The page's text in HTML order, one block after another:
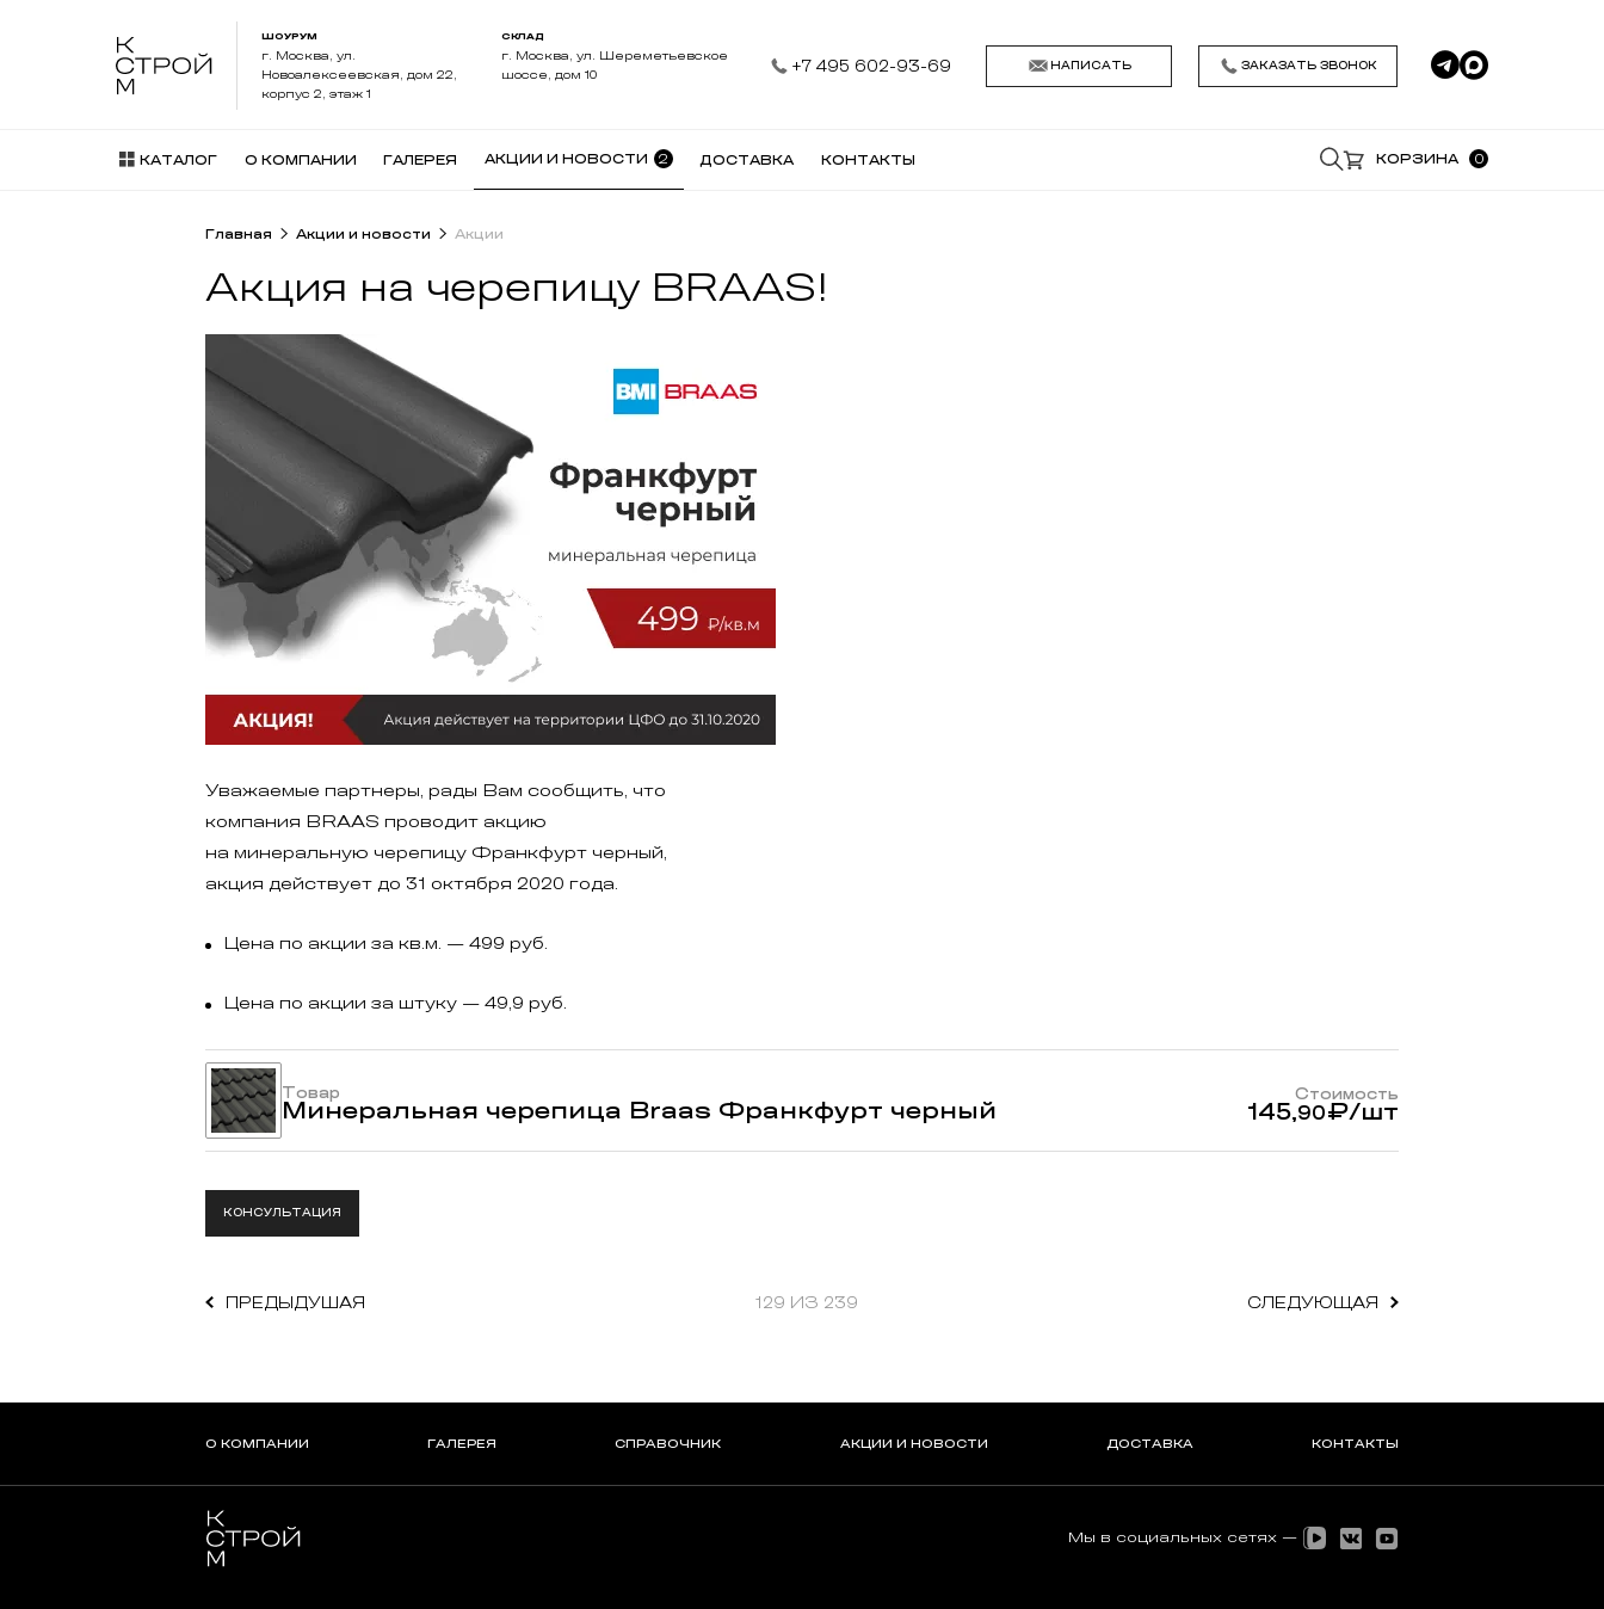
ШОУРУМ
г. Москва, ул.
Новоалексеевская, дом 22,
корпус 2, этаж 1
СКЛАД
г. Москва, ул. Шереметьевское
шоссе, дом 10
+7 495 602-93-69 НАПИСАТЬ ЗАКАЗАТЬ ЗВОНОК
КАТАЛОГ О КОМПАНИИ ГАЛЕРЕЯ АКЦИИ И НОВОСТИ 2 ДОСТАВКА КОНТАКТЫ КОРЗИНА 0
Главная Акции и новости Акции
Акция на черепицу BRAAS!
Уважаемые партнеры, рады Вам сообщить, что
компания BRAAS проводит акцию
на минеральную черепицу Франкфурт черный,
акция действует до 31 октября 2020 года.
Цена по акции за кв.м. — 499 руб.
Цена по акции за штуку — 49,9 руб.
Товар
Минеральная черепица Braas Франкфурт черный
Стоимость
145,90₽/шт
КОНСУЛЬТАЦИЯ
ПРЕДЫДУШАЯ 129 ИЗ 239 СЛЕДУЮЩАЯ
О КОМПАНИИ ГАЛЕРЕЯ СПРАВОЧНИК АКЦИИ И НОВОСТИ ДОСТАВКА КОНТАКТЫ
Мы в социальных сетях —